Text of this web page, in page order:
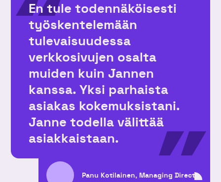
En tule todennäköisesti
työskentelemään
tulevaisuudessa
verkkosivujen osalta
muiden kuin Jannen
kanssa. Yksi parhaista
asiakas kokemuksistani.
Janne todella välittää
asiakkaistaan.
Panu Kotilainen, Managing Director